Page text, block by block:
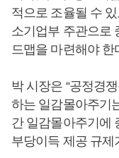
적으로 조율될 수
소기업부 주관으로
드맵을 마련해야 한
박 시장은 “공정경
하는 일감몰아주기
간 일감몰아주기에
부당이득 제공 규제